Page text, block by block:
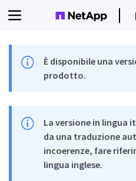
È disponibile una
prodotto.
La versione in lingua
da una traduzione
incoerenze, fare
lingua inglese.